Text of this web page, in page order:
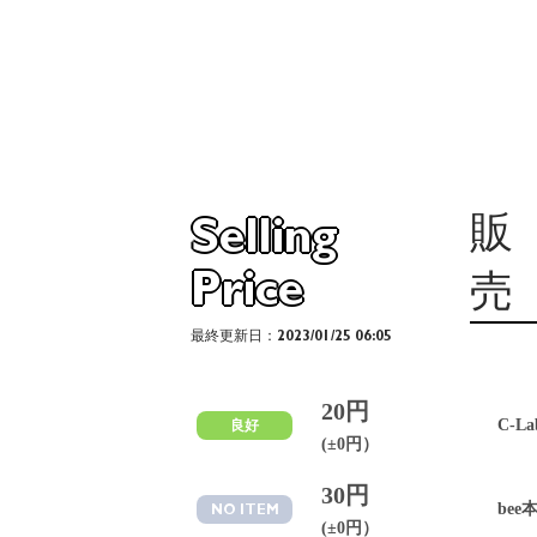
Selling
Price
販
売
最終更新日：2023/01/25 06:05
良好
20円
(±0円）
C-
NO ITEM
30円
(±0円）
bee